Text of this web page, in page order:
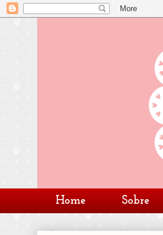
Home Sobre